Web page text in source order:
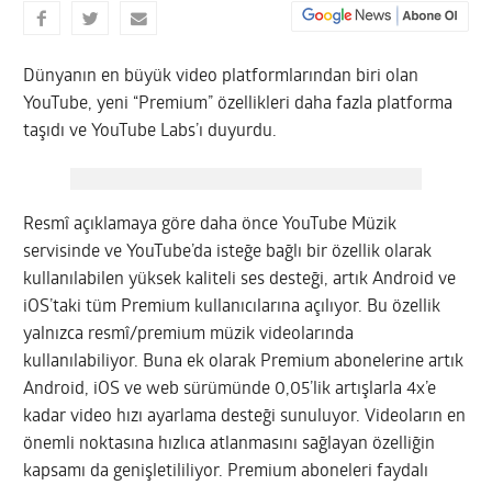
Dünyanın en büyük video platformlarından biri olan
YouTube, yeni “Premium” özellikleri daha fazla platforma
taşıdı ve YouTube Labs’ı duyurdu.
Resmî açıklamaya göre daha önce YouTube Müzik
servisinde ve YouTube’da isteğe bağlı bir özellik olarak
kullanılabilen yüksek kaliteli ses desteği, artık Android ve
iOS’taki tüm Premium kullanıcılarına açılıyor. Bu özellik
yalnızca resmî/premium müzik videolarında
kullanılabiliyor. Buna ek olarak Premium abonelerine artık
Android, iOS ve web sürümünde 0,05’lik artışlarla 4x’e
kadar video hızı ayarlama desteği sunuluyor. Videoların en
önemli noktasına hızlıca atlanmasını sağlayan özelliğin
kapsamı da genişletililiyor. Premium aboneleri faydalı